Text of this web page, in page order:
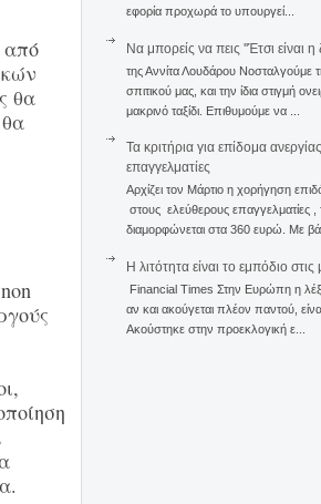
από
θα
εφορία προχωρά το υπουργεί...
Να μπορείς να πεις ''Έτσι είναι η
της Αννίτα Λουδάρου Νοσταλγούμε
σπιτικού μας, και την ίδια στιγμή
μακρινό ταξίδι. Επιθυμούμε να ...
Τα κριτήρια για επίδομα
επαγγελματίες
Αρχίζει τον Μάρτιο η χορήγηση
στους ελεύθερους επαγγελματίες ,
διαμορφώνεται στα 360 ευρώ. Με
Η λιτότητα είναι το εμπόδιο στις
Financial Times Στην Ευρώπη η
αν και ακούγεται πλέον παντού,
Ακούστηκε στην προεκλογική ε...